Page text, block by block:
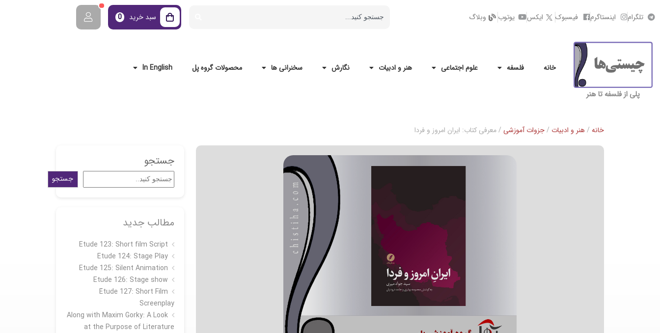
تلگرام اینستاگرم فیسبوک ایکس یوتوب وبلاگ سبد خرید 0
پلی از فلسفه تا هنر
خانه فلسفه علوم اجتماعی هنر و ادبیات نگارش سخنرانی ها محصولات گروه پل In English
خانه /هنر و ادبیات /جزوات آموزشی / معرفی کتاب: ایران امروز و فردا
جستجو
جستجو
مطالب جدید
Etude 123: Short film Script
Etude 124: Stage Play
Etude 125: Silent Animation
Etude 126: Stage show
Étude 127: Short Film
Screenplay
Along with Maxim Gorky: A Look
at the Purpose of Literature